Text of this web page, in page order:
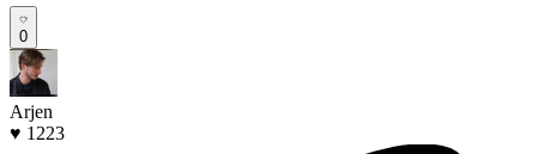
0
Arjen
♥ 1223